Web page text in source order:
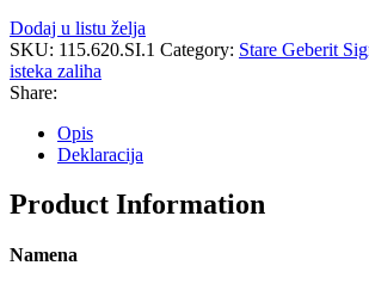
Dodaj u listu želja
SKU: 115.620.SI.1 Category: Stare Geberit
isteka zaliha
Share:
Opis
Deklaracija
Product Information
Namena